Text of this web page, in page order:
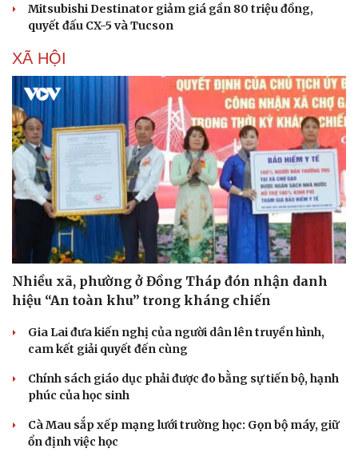
Dinh dưỡng - món ngon
Cây thuốc
Sản phụ khoa
Nhi khoa
Làm đẹp - giảm cân
Phòng mạch online
Nhà đẹp
Tình yêu - Gia đình
Mitsubishi Destinator giảm giá gần 80 triệu đồng,
quyết đấu CX-5 và Tucson
XÃ HỘI
Nhiều xã, phường ở Đồng Tháp đón nhận danh
hiệu “An toàn khu” trong kháng chiến
Gia Lai đưa kiến nghị của người dân lên truyền hình,
cam kết giải quyết đến cùng
Chính sách giáo dục phải được đo bằng sự tiến bộ, hạnh
phúc của học sinh
Cà Mau sắp xếp mạng lưới trường học: Gọn bộ máy, giữ
ổn định việc học